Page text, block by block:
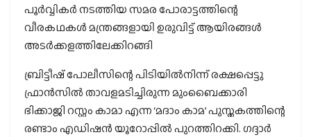
പൂർവ്വികർ നടത്തിയ സമര പോരാട്ടത്തിന്റെ
വീരകഥകൾ മന്ത്രങ്ങളായി ഉരുവിട്ട് ആയിരങ്ങൾ
അടർക്കളത്തിലേക്കിറങ്ങി
ബ്രിട്ടീഷ്‌ പോലീസിന്റെ പിടിയില്‍നിന്ന്‌ രക്ഷപ്പെട്ടു
ഫ്രാന്‍സില്‍ താവളമടിച്ചിരുന്ന മുംബൈക്കാരി
ഭിക്കാജി റസ്റ്റം കാമാ എന്ന ‘മദാം കാമ’ പുസ്തകത്തിന്റെ
രണ്ടാം എഡിഷന്‍ യൂറോപ്പില്‍ പുറത്തിറക്കി. ഗദ്ദാര്‍